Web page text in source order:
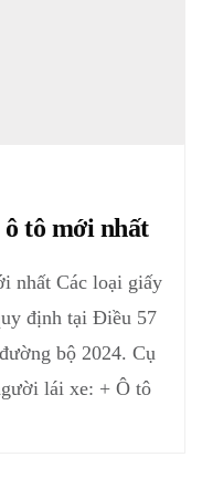
ô tô mới nhất
nhất Các loại giấy
định tại Điều 57
bộ 2024. Cụ
lái xe: + Ô tô